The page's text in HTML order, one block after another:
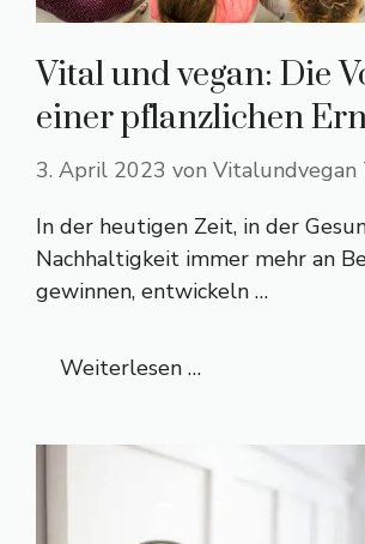
Vital und vegan: Die
einer pflanzlichen
3. April 2023 von Vitalundvegan
In der heutigen Zeit, in der
Nachhaltigkeit immer mehr an
gewinnen, entwickeln …
Weiterlesen …